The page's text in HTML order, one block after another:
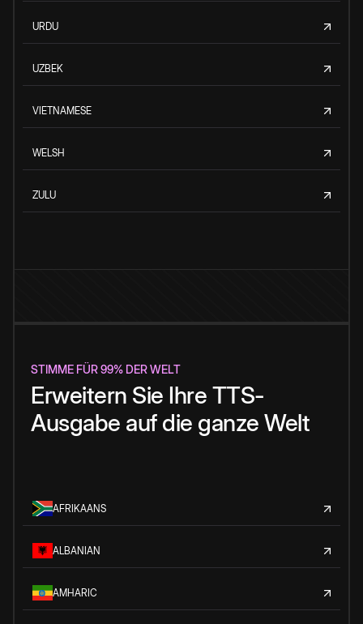
URDU
UZBEK
VIETNAMESE
WELSH
ZULU
STIMME FÜR 99% DER WELT
Erweitern Sie Ihre TTS-
Ausgabe auf die ganze Welt
AFRIKAANS
ALBANIAN
AMHARIC